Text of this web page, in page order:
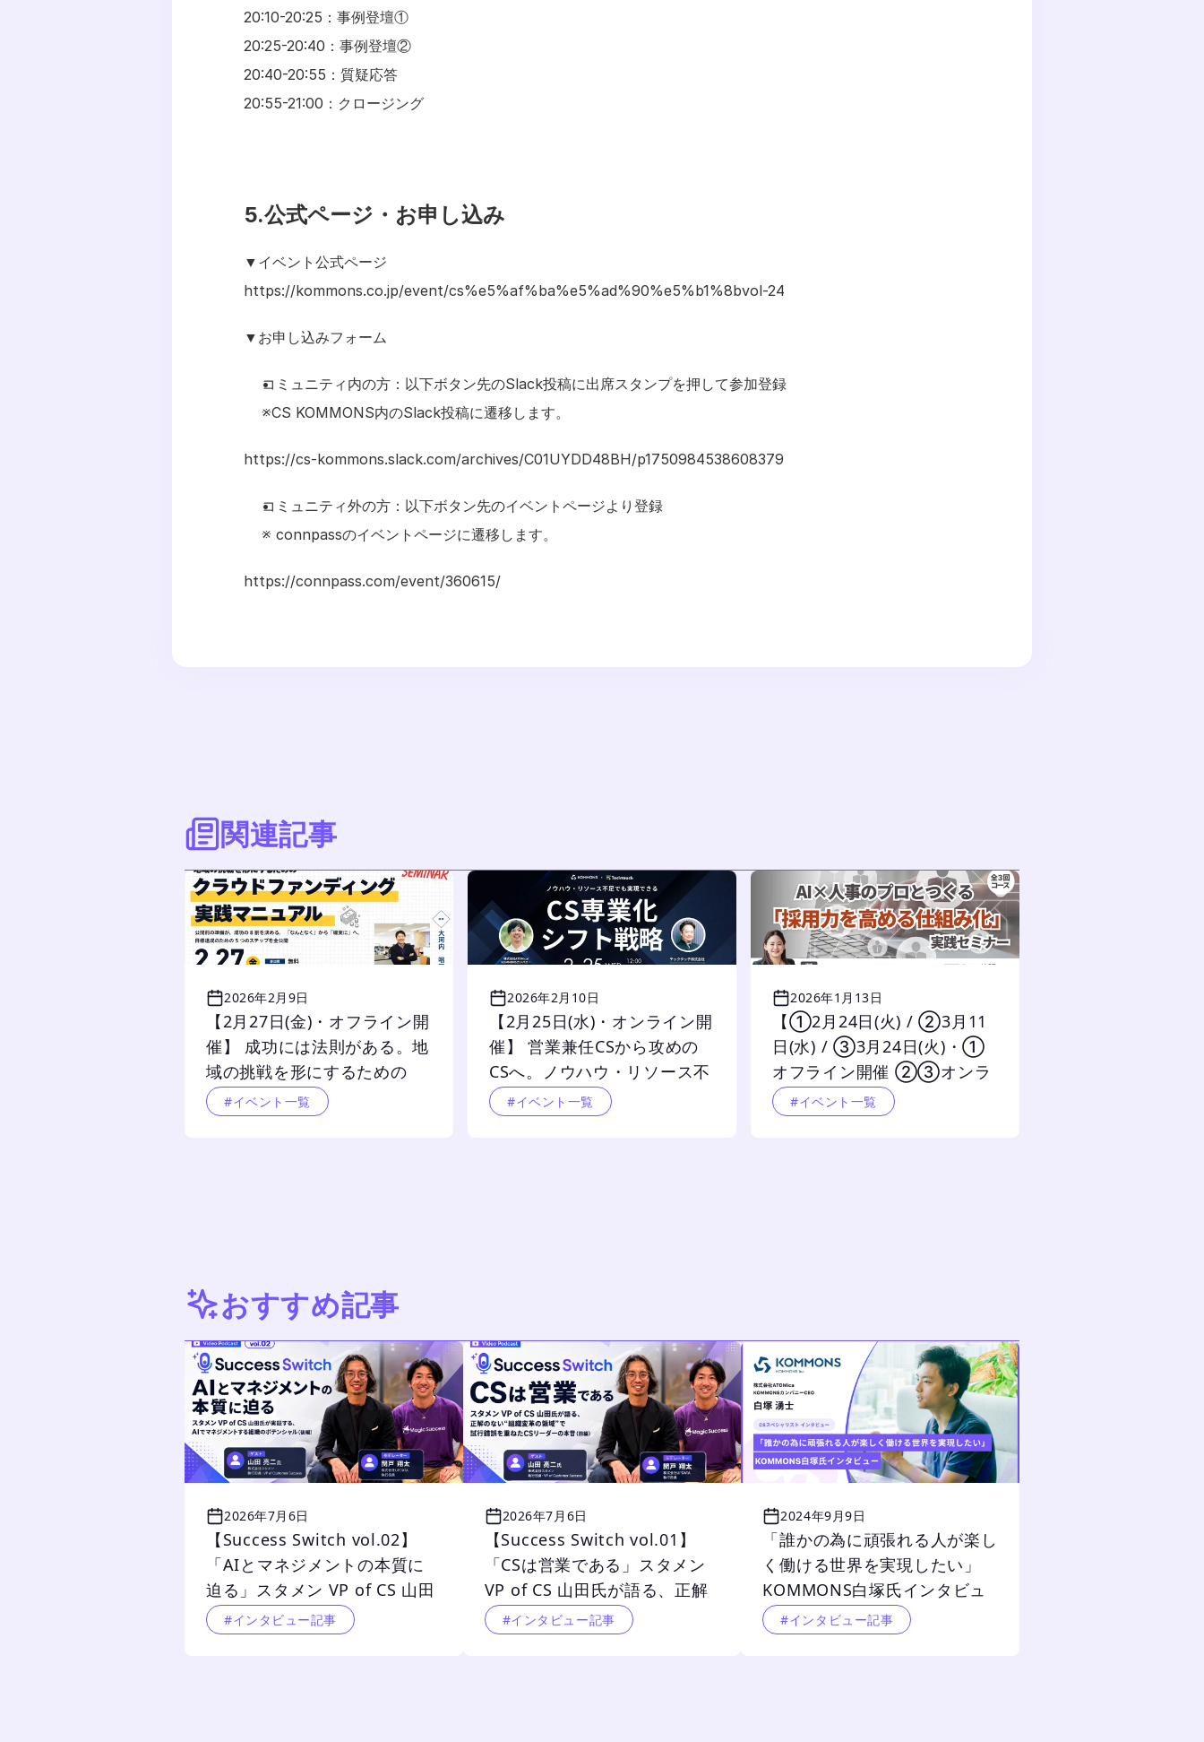
20:10-20:25：事例登壇①
20:25-20:40：事例登壇②
20:40-20:55：質疑応答
20:55-21:00：クロージング
5.公式ページ・お申し込み
▼イベント公式ページ
https://kommons.co.jp/event/cs%e5%af%ba%e5%ad%90%e5%b1%8bvol-24
▼お申し込みフォーム
コミュニティ内の方：以下ボタン先のSlack投稿に出席スタンプを押して参加登録
※CS KOMMONS内のSlack投稿に遷移します。
https://cs-kommons.slack.com/archives/C01UYDD48BH/p1750984538608379
コミュニティ外の方：以下ボタン先のイベントページより登録
※ connpassのイベントページに遷移します。
https://connpass.com/event/360615/
関連記事
2026年2月9日
【2月27日(金)・オフライン開
催】 成功には法則がある。地
域の挑戦を形にするための
『クラウドファンディング実
践マニュアル』
#イベント一覧
2026年2月10日
【2月25日(水)・オンライン開
催】 営業兼任CSから攻めの
CSへ。ノウハウ・リソース不
足でも実現できる「CS専業
化」シフト戦略
#イベント一覧
2026年1月13日
【①2月24日(火) / ②3月11
日(水) / ③3月24日(火)・①
オフライン開催 ②③オンラ
イン開催】【全3回】AI×人事
のプロとつくる 「採用力を高
#イベント一覧
おすすめ記事
2026年7月6日
【Success Switch vol.02】
「AIとマネジメントの本質に
迫る」スタメン VP of CS 山田
氏が実証する、AIでマネジメ
ントする組織のポテンシャル
#インタビュー記事
2026年7月6日
【Success Switch vol.01】
「CSは営業である」スタメン
VP of CS 山田氏が語る、正解
のない“組織変革の領域”で試行
錯誤を重ねたCSリーダーの本
#インタビュー記事
2024年9月9日
「誰かの為に頑張れる人が楽し
く働ける世界を実現したい」
KOMMONS白塚氏インタビュ
ー #インタビュー記事